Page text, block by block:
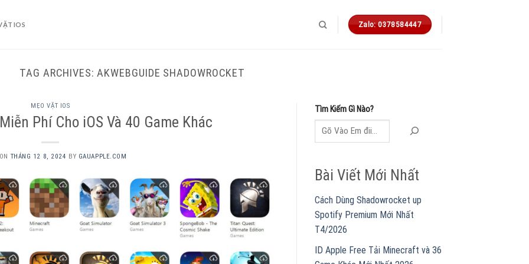
IOS Zalo: 0378584447
TAG ARCHIVES: AKWEBGUIDE SHADOWROCKET
MẸO VẶT IOS
Phí Cho iOS Và 40 Game Khác
THÁNG 12 8, 2024 BY GAUAPPLE.COM
Tìm Kiếm Gì Nào?
Bài Viết Mới Nhất
Cách Dùng Shadowrocket up
Spotify Premium Mới Nhất
T4/2026
ID Apple Free Tải Minecraft và 36